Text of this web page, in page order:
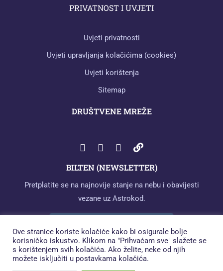
PRIVATNOST I UVJETI
Uvjeti privatnosti
Uvjeti upravljanja kolačićima (cookies)
Uvjeti korištenja
Sitemap
DRUŠTVENE MREŽE
BILTEN (NEWSLETTER)
Pretplatite se na najnovije stanje na nebu i obavijesti
vezane uz Astrokod.
Pročitao/la sam odjeljak
"Suglasnost" vezan uz Opće uredbe o
Ove stranice koriste kolačiće kako bi osigurale bolje
korisničko iskustvo. Klikom na "Prihvaćam sve" slažete se
s korištenjem svih kolačića. Ako želite, neke od njih
možete isključiti u postavkama kolačića.